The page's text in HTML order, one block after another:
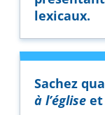
lexicaux.
Sachez
à l’église et